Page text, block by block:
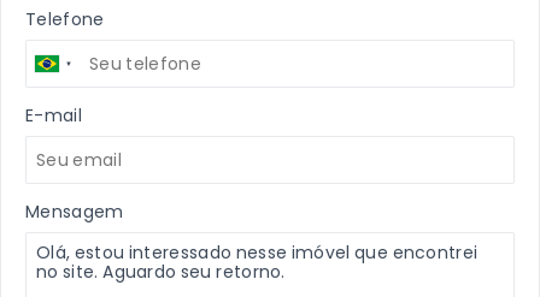
Telefone
E-mail
Mensagem